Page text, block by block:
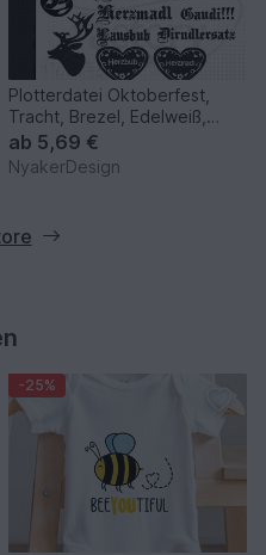
Plotterdatei Oktoberfest,
Tracht, Brezel, Edelweiß,
Dirndl, Hirsch, Herz
ab 5,69 €
NyakerDesign
-25%